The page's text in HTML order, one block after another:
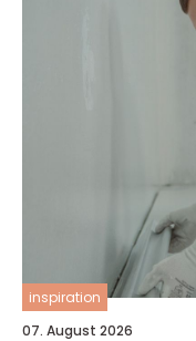
inspiration
07. August 2026